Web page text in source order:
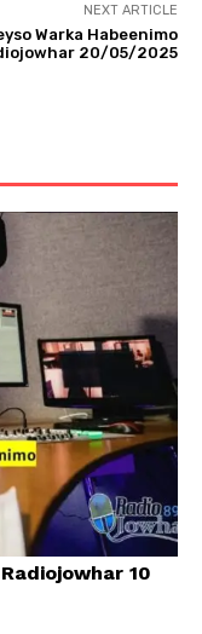
NEXT ARTICLE
Warka Habeenimo
20/05/2025
10